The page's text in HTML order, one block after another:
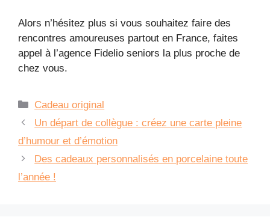
Alors n’hésitez plus si vous souhaitez faire des
rencontres amoureuses partout en France, faites
appel à l’agence Fidelio seniors la plus proche de
chez vous.
Catégories
Cadeau original
Un départ de collègue : créez une carte pleine
d’humour et d’émotion
Des cadeaux personnalisés en porcelaine toute
l’année !